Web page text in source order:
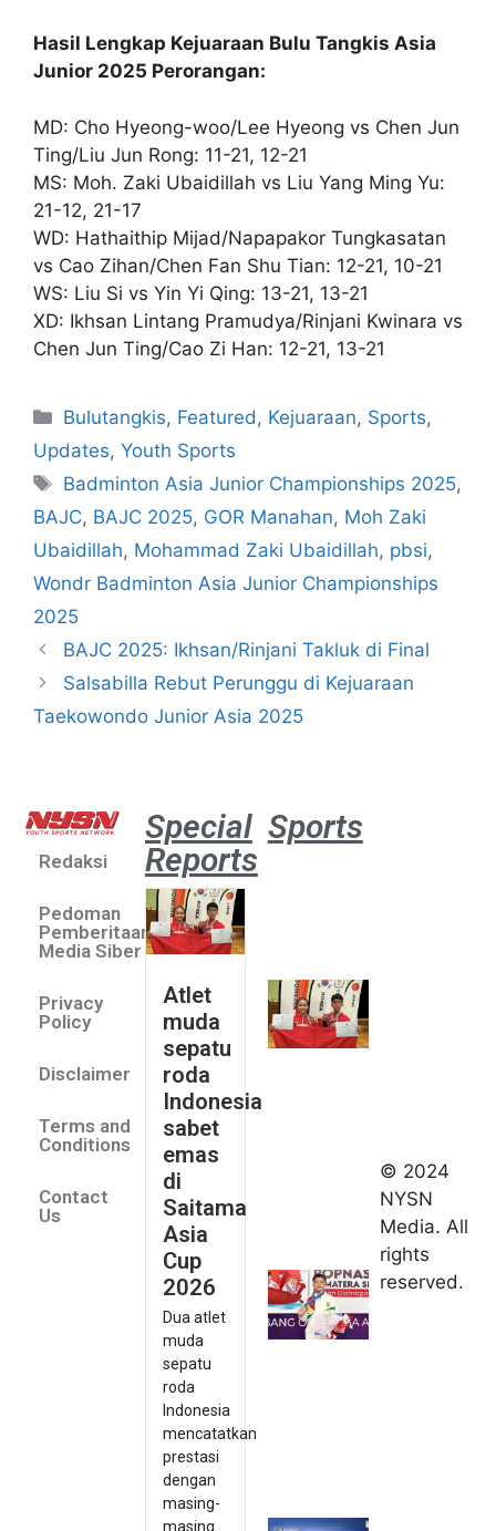
Hasil Lengkap Kejuaraan Bulu Tangkis Asia
Junior 2025 Perorangan:
MD: Cho Hyeong-woo/Lee Hyeong vs Chen Jun
Ting/Liu Jun Rong: 11-21, 12-21
MS: Moh. Zaki Ubaidillah vs Liu Yang Ming Yu:
21-12, 21-17
WD: Hathaithip Mijad/Napapakor Tungkasatan
vs Cao Zihan/Chen Fan Shu Tian: 12-21, 10-21
WS: Liu Si vs Yin Yi Qing: 13-21, 13-21
XD: Ikhsan Lintang Pramudya/Rinjani Kwinara vs
Chen Jun Ting/Cao Zi Han: 12-21, 13-21
Bulutangkis, Featured , Kejuaraan, Sports,
Updates, Youth Sports
Badminton Asia Junior Championships 2025,
BAJC, BAJC 2025, GOR Manahan, Moh Zaki
Ubaidillah, Mohammad Zaki Ubaidillah, pbsi,
Wondr Badminton Asia Junior Championships
2025
BAJC 2025: Ikhsan/Rinjani Takluk di Final
Salsabilla Rebut Perunggu di Kejuaraan
Taekowondo Junior Asia 2025
Redaksi
Pedoman
Pemberitaan
Media Siber
Privacy
Policy
Disclaimer
Terms and
Conditions
Contact
Us
Special
Reports
Atlet
muda
sepatu
roda
Indonesia
sabet
emas
di
Saitama
Asia
Cup
2026
Dua atlet
muda
sepatu
roda
Indonesia
mencatatkan
prestasi
dengan
masing-
masing...
Sports
2026
Indonesia
kirim tiga
lifter
muda ke
Kejuaraan
© 2024
NYSN
Media. All
rights
reserved.